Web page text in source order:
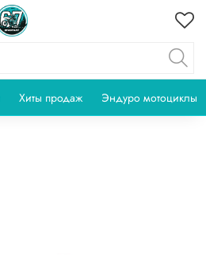
Хиты продаж Эндуро мотоциклы